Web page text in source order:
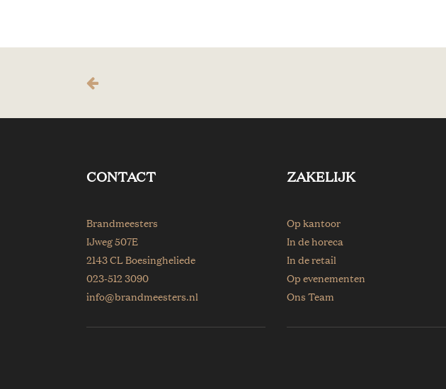
CONTACT
Brandmeesters
IJweg 507E
2143 CL Boesingheliede
023-512 3090
info@brandmeesters.nl
ZAKELIJK
Op kantoor
In de horeca
In de retail
Op evenementen
Ons Team